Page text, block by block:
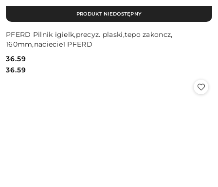
PFERD Pilnik igielk,precyz. plaski,tepo zakoncz,
160mm,naciecie1 PFERD
Cena:
36.59
Cena:
36.59
PRODUKT NIEDOSTĘPNY